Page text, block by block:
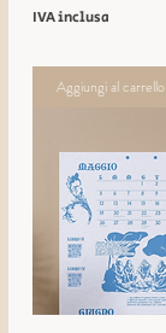
IVA inclusa
Aggiungi al carrello